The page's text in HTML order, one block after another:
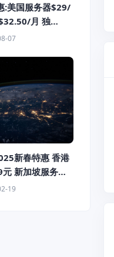
:美国服务器$29/
月 独
低至6折！
07
新春特惠 香港
新加坡服务器
购
19